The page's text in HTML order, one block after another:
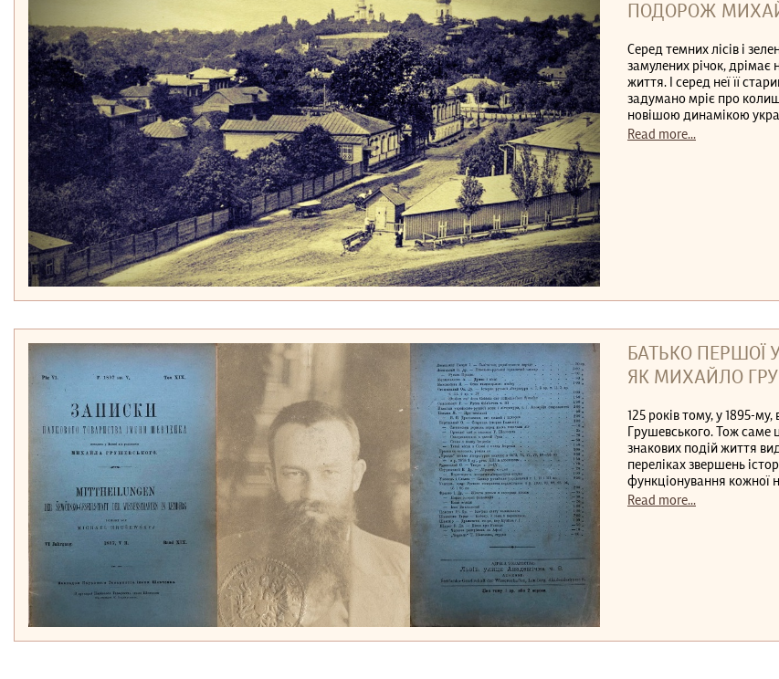
ПОДОРОЖ
Серед темних лісів і
замулених річок,
життя. І серед неї її
задумано мріє про
новішою динамікою
Read more...
БАТЬКО ПЕРШОЇ
ЯК МИХАЙЛО
125 років тому, у 1895-
Грушевського. Тож саме
знакових подій життя
переліках звершень
функціонування кожної
Read more...